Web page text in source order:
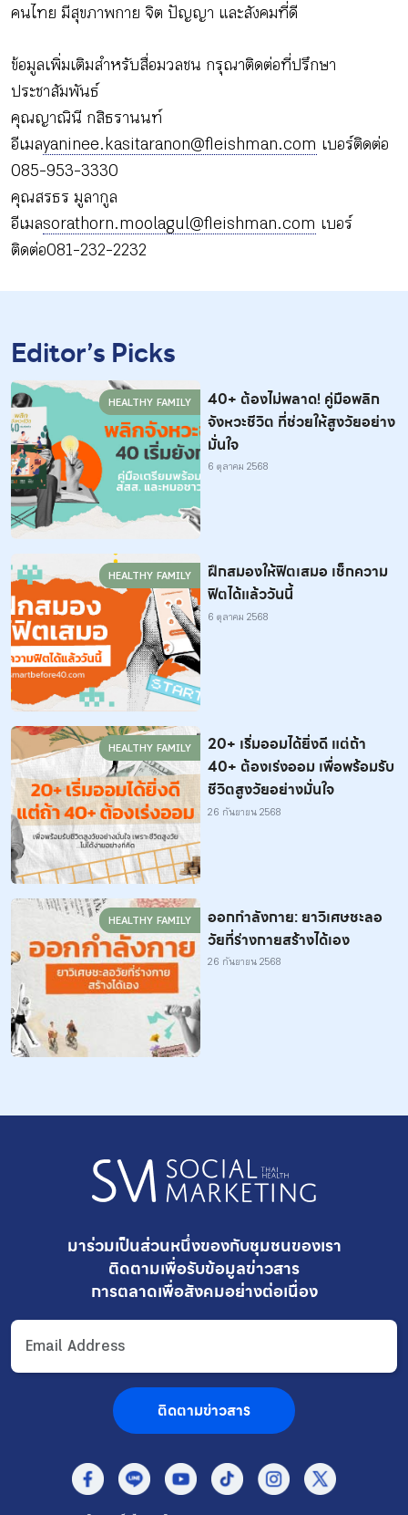
คนไทย มีสุขภาพกาย จิต ปัญญา และสังคมที่ดี
ข้อมูลเพิ่มเติมสำหรับสื่อมวลชน กรุณาติดต่อที่ปรึกษา
ประชาสัมพันธ์
คุณญาณินี กสิธรานนท์
อีเมลyaninee.kasitaranon@fleishman.com เบอร์ติดต่อ
085-953-3330
คุณสรธร มูลากูล
อีเมลsorathorn.moolagul@fleishman.com เบอร์
ติดต่อ 081-232-2232
Editor’s Picks
HEALTHY FAMILY
40+ ต้องไม่พลาด! คู่มือพลิก
จังหวะชีวิต ที่ช่วยให้สูงวัยอย่าง
มั่นใจ
6 ตุลาคม 2568
HEALTHY FAMILY
ฝึกสมองให้ฟิตเสมอ เช็กความ
ฟิตได้แล้ววันนี้
6 ตุลาคม 2568
HEALTHY FAMILY
20+ เริ่มออมได้ยิ่งดี แต่ถ้า
40+ ต้องเร่งออม เพื่อพร้อมรับ
ชีวิตสูงวัยอย่างมั่นใจ
26 กันยายน 2568
HEALTHY FAMILY
ออกกำลังกาย: ยาวิเศษชะลอ
วัยที่ร่างกายสร้างได้เอง
26 กันยายน 2568
มาร่วมเป็นส่วนหนึ่งของกับชุมชนของเรา
ติดตามเพื่อรับข้อมูลข่าวสาร
การตลาดเพื่อสังคมอย่างต่อเนื่อง
ติดตามข่าวสาร